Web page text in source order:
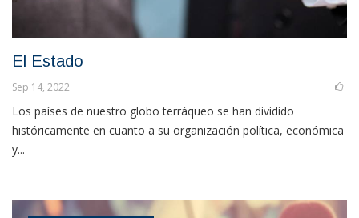
El Estado
Sep 14, 2022
Los países de nuestro globo terráqueo se han dividido
históricamente en cuanto a su organización política, económica
y...